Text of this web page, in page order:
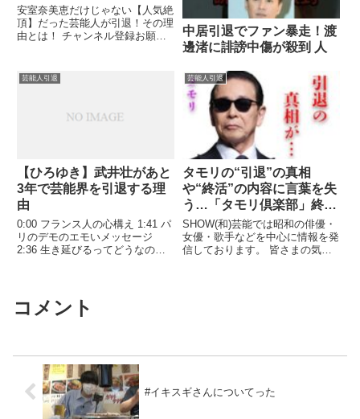
安室奈美恵だけじゃない【人気絶
頂】だった芸能人が引退！その理
由とは！ チャンネル登録お願い
中居引退でファン暴走！渡
邊渚に誹謗中傷が殺到 人
芸能人引退
【ひろゆき】武井壮があと
3年で芸能界を引退する理
由
0:00 フランス人の心構え 1:41 パ
リのデモのエモいメッセージ
2:36 生き延びるってどうなのよ
芸能人引退
タモリの“引退”の真相
や“終活”の内容に言葉を失
う…「タモリ倶楽部」終了
で話題の芸能人が大激怒し
業界から追放した人物や理
由に驚きを隠せない…
SHOW(和)芸能では昭和の俳優・
女優・歌手などを中心に情報を発
信しております。 皆さまの気に
コメント
#イキスギさんについてった